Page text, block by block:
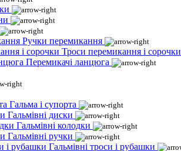
Ручки перемикання
Троси перемикання і сорочки
Перемикачі ланцюга
Гальма і супорта
Гальмівні диски
Гальмівні колодки
Гальмівні ручки
Гальмівні троси і рубашки